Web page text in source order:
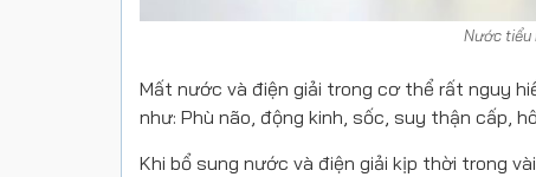
Nước tiểu
Mất nước và điện giải trong cơ thể rất nguy
như: Phù não, động kinh, sốc, suy thận cấp,
Khi bổ sung nước và điện giải kịp thời trong